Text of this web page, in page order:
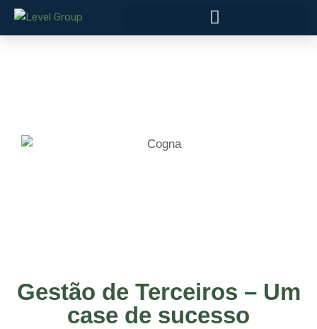
Gestão de Terceiros – Um
case de sucesso